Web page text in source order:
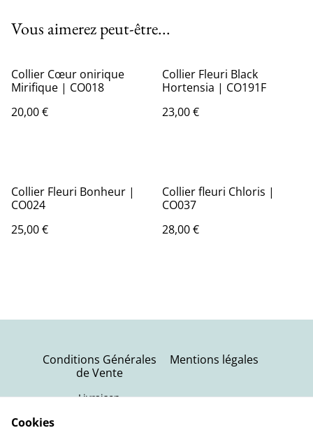
Vous aimerez peut-être...
Collier Cœur onirique
Mirifique | CO018
20,00 €
Collier Fleuri Black
Hortensia | CO191F
23,00 €
Collier Fleuri Bonheur |
CO024
25,00 €
Collier fleuri Chloris |
CO037
28,00 €
Conditions Générales
de Vente
Livraison
Mentions légales
Cookies